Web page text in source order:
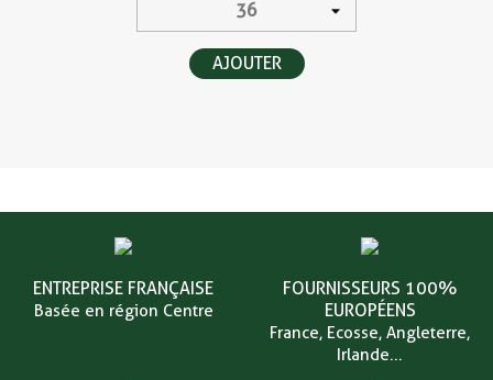
AJOUTER
ENTREPRISE FRANÇAISE
Basée en région Centre
FOURNISSEURS 100%
EUROPÉENS
France, Ecosse, Angleterre,
Irlande...